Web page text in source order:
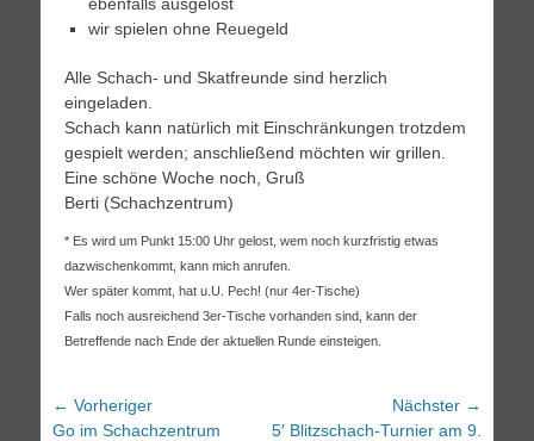
wir spielen ohne Reuegeld
Alle Schach- und Skatfreunde sind herzlich
eingeladen.
Schach kann natürlich mit Einschränkungen trotzdem
gespielt werden; anschließend möchten wir grillen.
Eine schöne Woche noch, Gruß
Berti (Schachzentrum)
* Es wird um Punkt 15:00 Uhr gelost, wem noch kurzfristig etwas
dazwischenkommt, kann mich anrufen.
Wer später kommt, hat u.U. Pech! (nur 4er-Tische)
Falls noch ausreichend 3er-Tische vorhanden sind, kann der
Betreffende nach Ende der aktuellen Runde einsteigen.
Beitragsnavigation
← Vorheriger
Vorheriger
Go im Schachzentrum
Nächster →
Nächster
5′ Blitzschach-Turnier am 9.